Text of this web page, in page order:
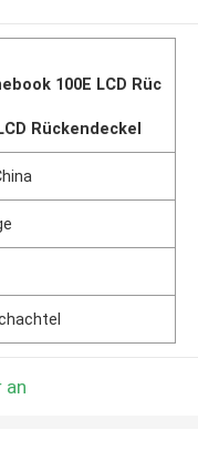
100E LCD Rüc
Rückendeckel
an